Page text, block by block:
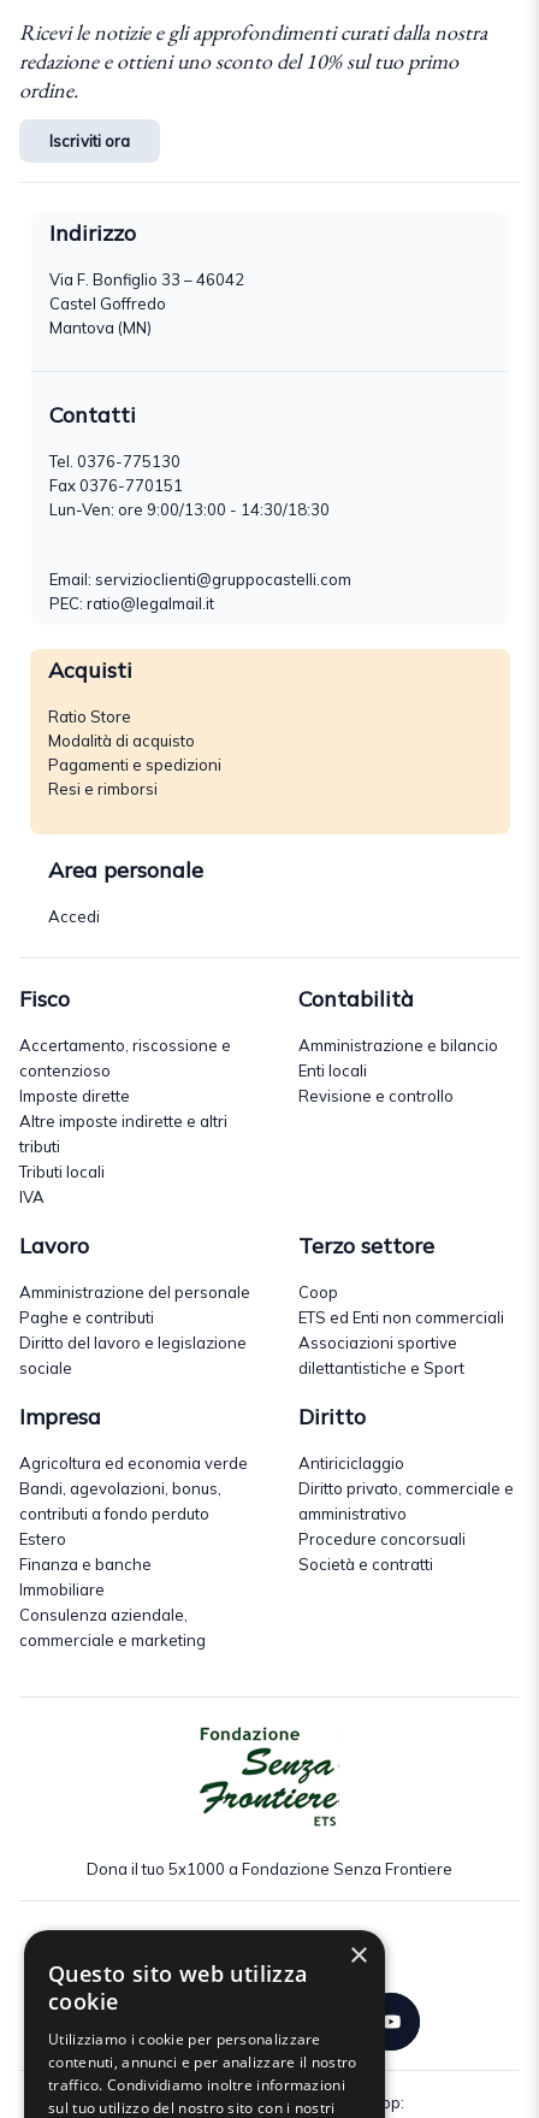
Ricevi le notizie e gli approfondimenti curati dalla nostra
redazione e ottieni uno sconto del 10% sul tuo primo
ordine.
Iscriviti ora
Indirizzo
Via F. Bonfiglio 33 – 46042
Castel Goffredo
Mantova (MN)
Contatti
Tel. 0376-775130
Fax 0376-770151
Lun-Ven: ore 9:00/13:00 - 14:30/18:30
Email: servizioclienti@gruppocastelli.com
PEC: ratio@legalmail.it
Acquisti
Ratio Store
Modalità di acquisto
Pagamenti e spedizioni
Resi e rimborsi
Area personale
Accedi
Fisco
Accertamento, riscossione e
contenzioso
Imposte dirette
Altre imposte indirette e altri
tributi
Tributi locali
IVA
Contabilità
Amministrazione e bilancio
Enti locali
Revisione e controllo
Lavoro
Amministrazione del personale
Paghe e contributi
Diritto del lavoro e legislazione
sociale
Terzo settore
Coop
ETS ed Enti non commerciali
Associazioni sportive
dilettantistiche e Sport
Impresa
Agricoltura ed economia verde
Bandi, agevolazioni, bonus,
contributi a fondo perduto
Estero
Finanza e banche
Immobiliare
Consulenza aziendale,
commerciale e marketing
Diritto
Antiriciclaggio
Diritto privato, commerciale e
amministrativo
Procedure concorsuali
Società e contratti
Dona il tuo 5x1000 a Fondazione Senza Frontiere
Scarica gratuitamente la nostra app:
×
Questo sito web utilizza
cookie
Utilizziamo i cookie per personalizzare
contenuti, annunci e per analizzare il nostro
traffico. Condividiamo inoltre informazioni
sul tuo utilizzo del nostro sito con i nostri